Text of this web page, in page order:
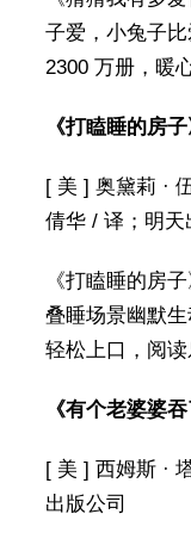
子爱，小兔子
2300 万册，暖
《打瞌睡的房子
[ 美 ] 奥黛莉 ·
倩华 / 译；明天
《打瞌睡的房
叠睡场景幽默
轻松上口，阅读
《有个老婆婆
[ 美 ] 西姆斯 ·
出版公司